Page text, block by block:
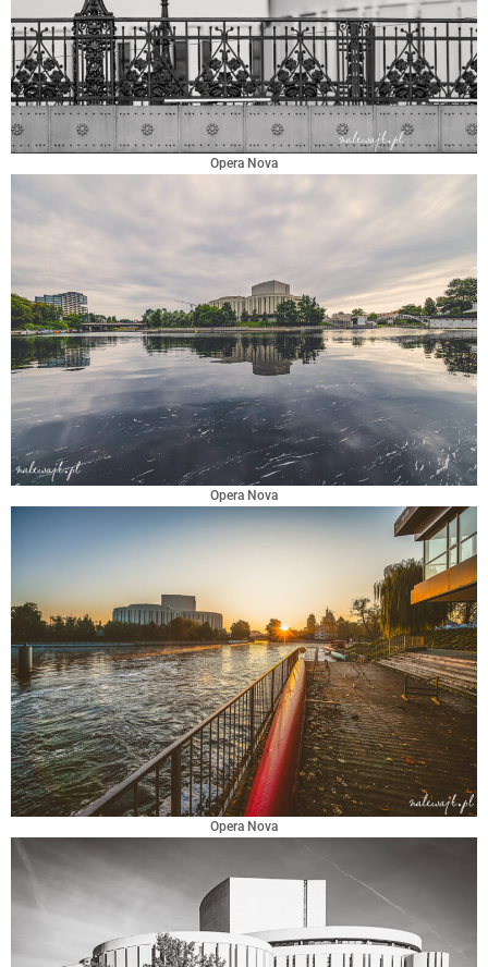
Opera Nova
Opera Nova
Opera Nova